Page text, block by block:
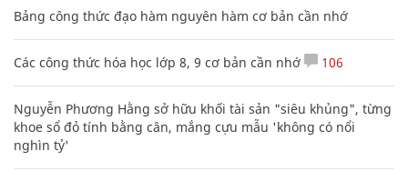
Bảng công thức đạo hàm nguyên hàm cơ bản cần nhớ
Các công thức hóa học lớp 8, 9 cơ bản cần nhớ 106
Nguyễn Phương Hằng sở hữu khối tài sản "siêu khủng", từng
khoe sổ đỏ tính bằng cân, mắng cựu mẫu 'không có nổi
nghìn tỷ'